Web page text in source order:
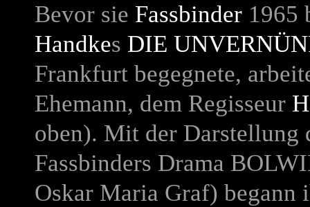
Bevor sie Fassbinder 1965
Handkes DIE
Frankfurt begegnete,
Ehemann, dem Regisseur
oben). Mit der Darstellung
Fassbinders Drama
Oskar Maria Graf) begann